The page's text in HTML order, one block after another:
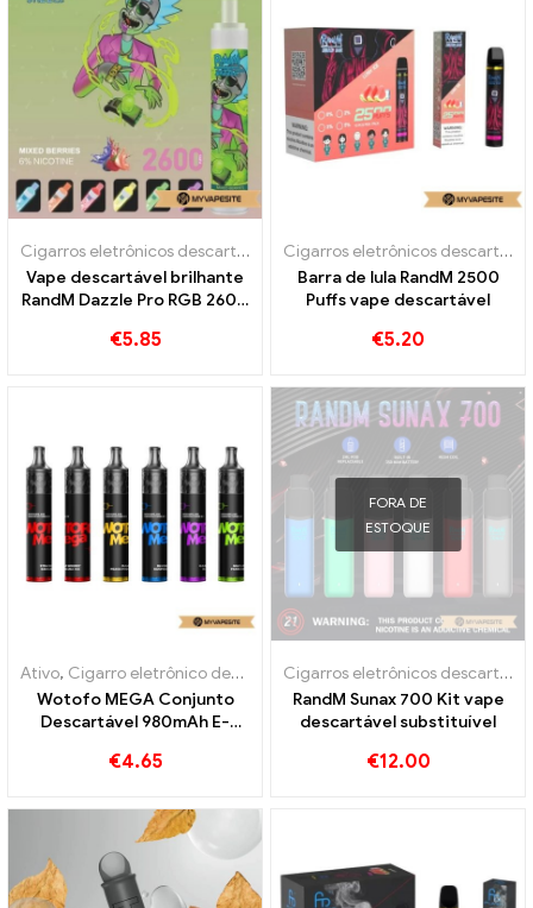
Cigarros eletrônicos descartáveis
Vape descartável brilhante
RandM Dazzle Pro RGB 2600
€5.85
Cigarros eletrônicos descartáveis
Barra de lula RandM 2500
Puffs vape descartável
€5.20
Ativo, Cigarro eletrônico descartável com nicotina ,Cigarros
Wotofo MEGA Conjunto
Descartável 980mAh E-
Personalizado
€4.65
FORA DE
ESTOQUE
Cigarros eletrônicos descartáveis
RandM Sunax 700 Kit vape
descartável substituível
€12.00